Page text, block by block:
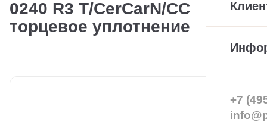
0240 R3 T/CerCarN/CC
торцевое уплотнение
+7